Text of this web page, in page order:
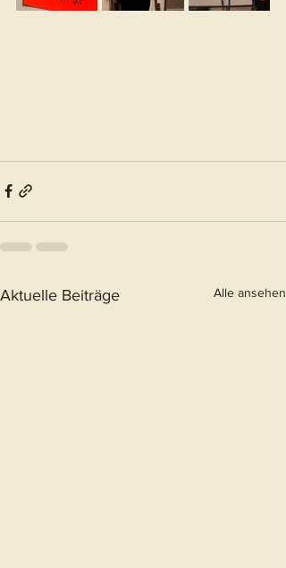
Aktuelle Beiträge Alle ansehen